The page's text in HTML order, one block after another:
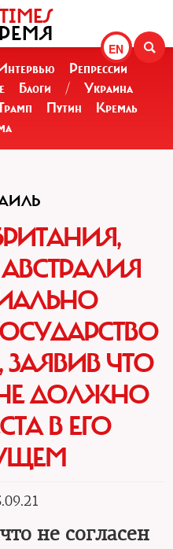
EN
Репрессии
Блоги /
Украина
Путин
Кремль
ЧТО
ДОЛЖНО
В ЕГО
не согласен